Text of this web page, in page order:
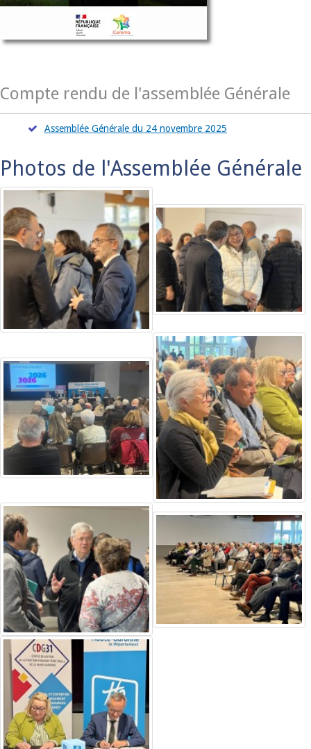
Compte rendu de l'assemblée Générale
Assemblée Générale du 24 novembre 2025
Photos de l'Assemblée Générale